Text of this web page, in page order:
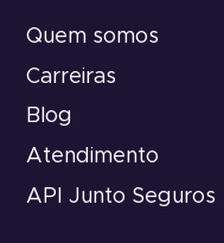
Quem somos
Carreiras
Blog
Atendimento
API Junto Seguros